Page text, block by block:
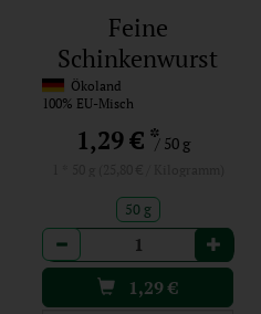
Feine
Schinkenwurst
Mini
Ökoland
100% EU-Misch
1,29 € */ 50 g
50 g
Anzahl
1,29€